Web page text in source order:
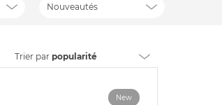
Nouveautés
Trier par popularité
New